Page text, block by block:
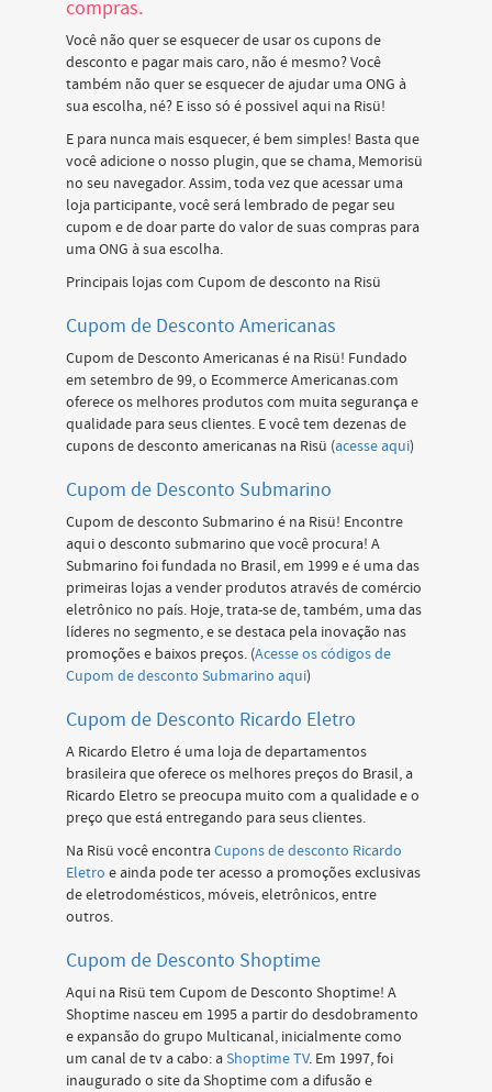
compras.
Você não quer se esquecer de usar os cupons de
desconto e pagar mais caro, não é mesmo? Você
também não quer se esquecer de ajudar uma ONG à
sua escolha, né? E isso só é possivel aqui na Risü!
E para nunca mais esquecer, é bem simples! Basta que
você adicione o nosso plugin, que se chama, Memorisü
no seu navegador. Assim, toda vez que acessar uma
loja participante, você será lembrado de pegar seu
cupom e de doar parte do valor de suas compras para
uma ONG à sua escolha.
Principais lojas com Cupom de desconto na Risü
Cupom de Desconto Americanas
Cupom de Desconto Americanas é na Risü! Fundado
em setembro de 99, o Ecommerce Americanas.com
oferece os melhores produtos com muita segurança e
qualidade para seus clientes. E você tem dezenas de
cupons de desconto americanas na Risü (acesse aqui)
Cupom de Desconto Submarino
Cupom de desconto Submarino é na Risü! Encontre
aqui o desconto submarino que você procura! A
Submarino foi fundada no Brasil, em 1999 e é uma das
primeiras lojas a vender produtos através de comércio
eletrônico no país. Hoje, trata-se de, também, uma das
líderes no segmento, e se destaca pela inovação nas
promoções e baixos preços. (Acesse os códigos de
Cupom de desconto Submarino aqui)
Cupom de Desconto Ricardo Eletro
A Ricardo Eletro é uma loja de departamentos
brasileira que oferece os melhores preços do Brasil, a
Ricardo Eletro se preocupa muito com a qualidade e o
preço que está entregando para seus clientes.
Na Risü você encontraCupons de desconto Ricardo
Eletro e ainda pode ter acesso a promoções exclusivas
de eletrodomésticos, móveis, eletrônicos, entre
outros.
Cupom de Desconto Shoptime
Aqui na Risü tem Cupom de Desconto Shoptime! A
Shoptime nasceu em 1995 a partir do desdobramento
e expansão do grupo Multicanal, inicialmente como
um canal de tv a cabo: aShoptime TV. Em 1997, foi
inaugurado o site da Shoptime com a difusão e